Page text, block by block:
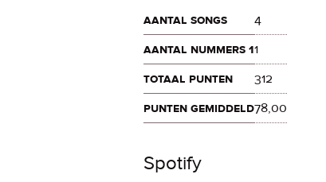
aantal songs
4
aantal nummers 11
totaal punten
312
punten gemiddeld78,00
Spotify